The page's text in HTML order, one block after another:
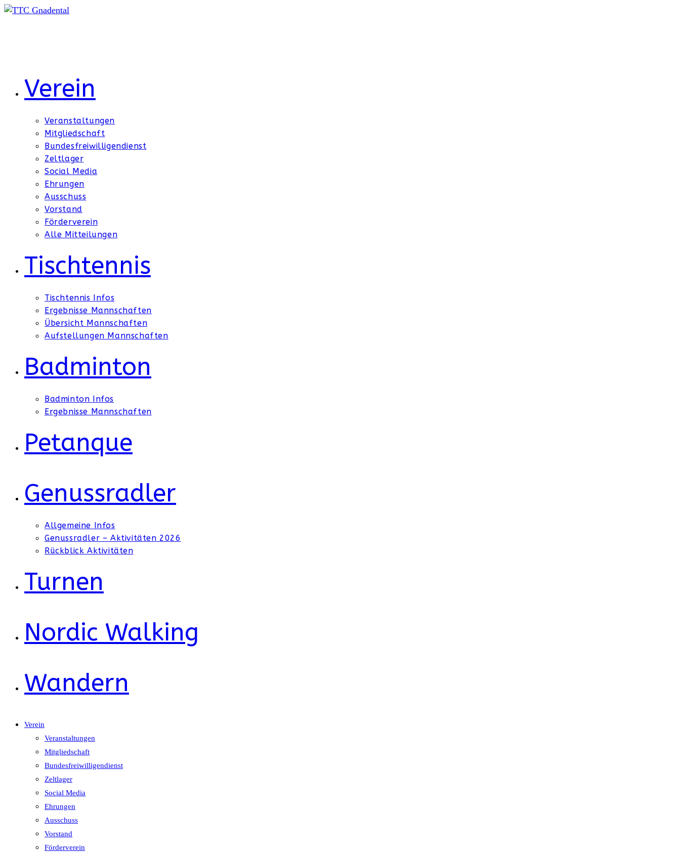
Zum
Verein
Veranstaltungen
Mitgliedschaft
Bundesfreiwilligendienst
Zeltlager
Social Media
Ehrungen
Ausschuss
Vorstand
Förderverein
Alle Mitteilungen
Tischtennis
Tischtennis Infos
Ergebnisse Mannschaften
Übersicht Mannschaften
Aufstellungen Mannschaften
Badminton
Badminton Infos
Ergebnisse Mannschaften
Petanque
Genussradler
Allgemeine Infos
Genussradler – Aktivitäten 2026
Rückblick Aktivitäten
Turnen
Nordic Walking
Wandern
Verein
Veranstaltungen
Mitgliedschaft
Bundesfreiwilligendienst
Zeltlager
Social Media
Ehrungen
Ausschuss
Vorstand
Förderverein